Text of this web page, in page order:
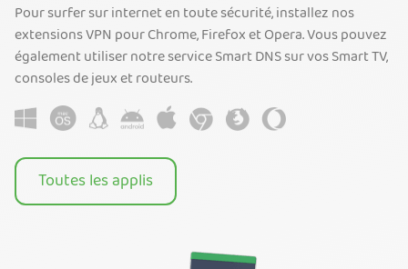
Pour surfer sur internet en toute sécurité, installez nos
extensions VPN pour Chrome, Firefox et Opera. Vous pouvez
également utiliser notre service Smart DNS sur vos Smart TV,
consoles de jeux et routeurs.
Toutes les applis